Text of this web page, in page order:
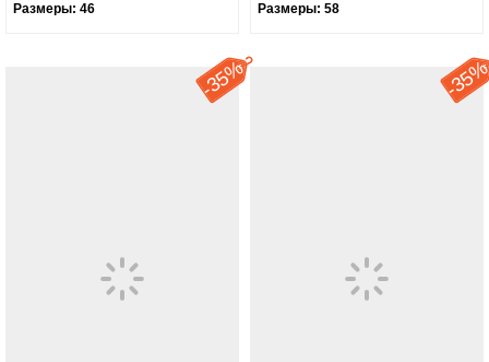
Размеры: 46 Размеры: 58
-
35% -